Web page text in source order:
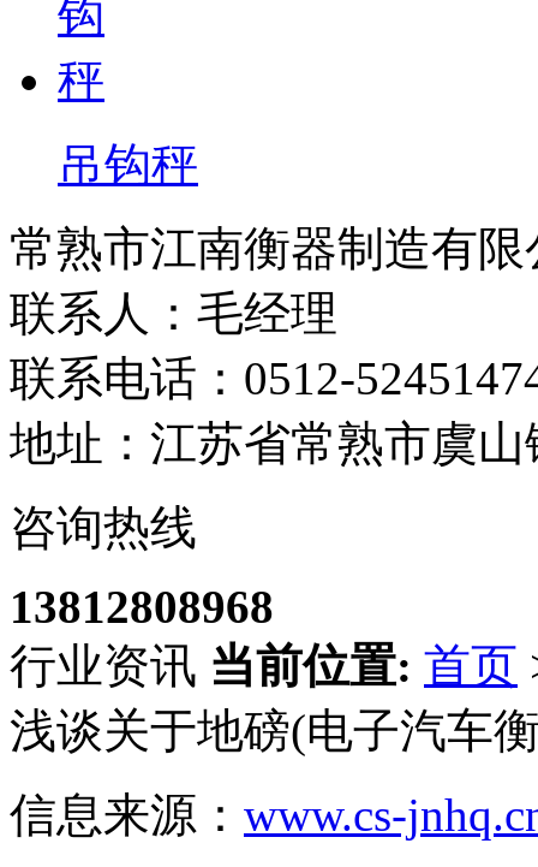
吊钩秤
常熟市江南衡器制造有限
联系人：毛经理
联系电话：0512-
地址：江苏省常熟市虞
咨询热线
13812808968
行业资讯 当前位置: 首页
浅谈关于地磅(电子汽车
信息来源： www.cs-